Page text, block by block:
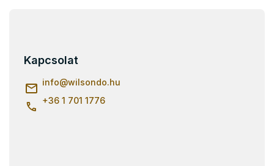
Kapcsolat
info@wilsondo.hu
+36 1 701 1776